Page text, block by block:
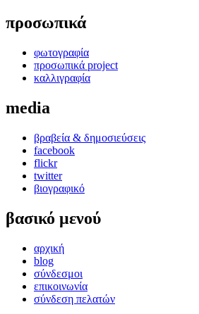
προσωπικά
φωτογραφία
προσωπικά project
καλλιγραφία
media
βραβεία & δημοσιεύσεις
facebook
flickr
twitter
βιογραφικό
βασικό μενού
αρχική
blog
σύνδεσμοι
επικοινωνία
σύνδεση πελατών